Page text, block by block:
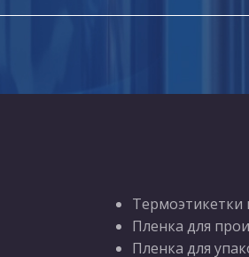
Термоэтикетки
Пленка для
Пленка для